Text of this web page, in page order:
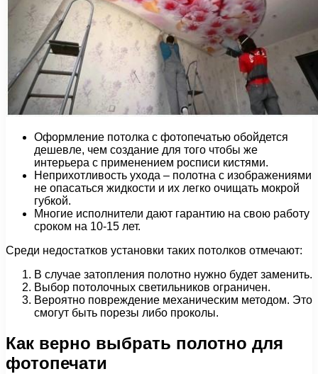
Оформление потолка с фотопечатью обойдется
дешевле, чем создание для того чтобы же
интерьера с применением росписи кистями.
Неприхотливость ухода – полотна с изображениями
не опасаться жидкости и их легко очищать мокрой
губкой.
Многие исполнители дают гарантию на свою работу
сроком на 10-15 лет.
Среди недостатков установки таких потолков отмечают:
В случае затопления полотно нужно будет заменить.
Выбор потолочных светильников ограничен.
Вероятно повреждение механическим методом. Это
смогут быть порезы либо проколы.
Как верно выбрать полотно для
фотопечати